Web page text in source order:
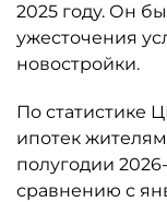
2025 году. Он
ужесточения
новостройки.
По статистике
ипотек
полугодии
сравнению с